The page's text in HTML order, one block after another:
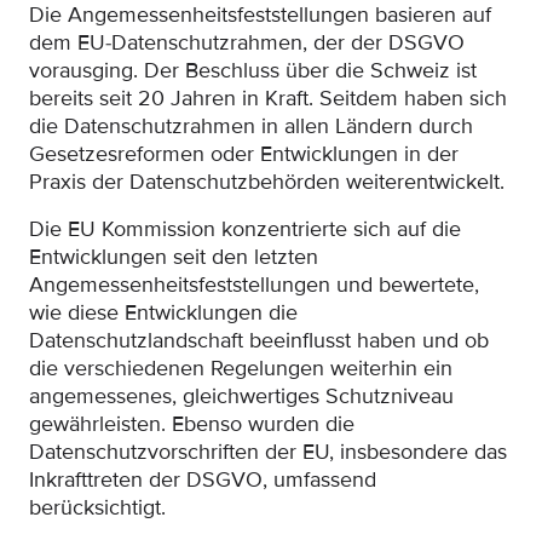
Die Angemessenheitsfeststellungen basieren auf
dem EU-Datenschutzrahmen, der der DSGVO
vorausging. Der Beschluss über die Schweiz ist
bereits seit 20 Jahren in Kraft. Seitdem haben sich
die Datenschutzrahmen in allen Ländern durch
Gesetzesreformen oder Entwicklungen in der
Praxis der Datenschutzbehörden weiterentwickelt.
Die EU Kommission konzentrierte sich auf die
Entwicklungen seit den letzten
Angemessenheitsfeststellungen und bewertete,
wie diese Entwicklungen die
Datenschutzlandschaft beeinflusst haben und ob
die verschiedenen Regelungen weiterhin ein
angemessenes, gleichwertiges Schutzniveau
gewährleisten. Ebenso wurden die
Datenschutzvorschriften der EU, insbesondere das
Inkrafttreten der DSGVO, umfassend
berücksichtigt.